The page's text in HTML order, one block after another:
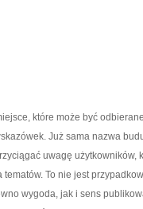
które może być
Już sama nazwa
uwagę użytkowników,
tematów. To nie jest
wygoda, jak i sens